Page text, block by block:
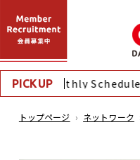
PICKUP
8月｜Monthly Schedule
トップページ ネットワーク